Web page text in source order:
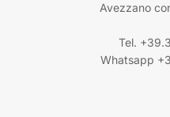
Avezzano
Tel.
Whatsapp